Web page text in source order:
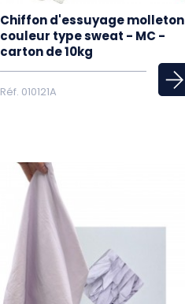
Chiffon d'essuyage molleton
couleur type sweat - MC -
carton de 10kg
Réf. 010121A